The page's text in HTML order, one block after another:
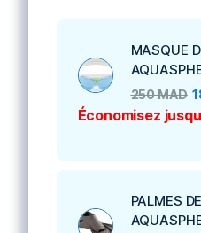
MASQUE
250MAD
Économisez
PALMES